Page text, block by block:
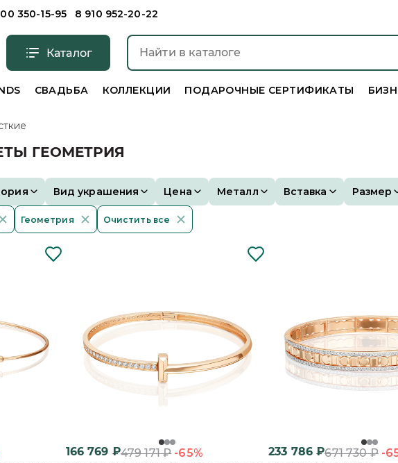
350-15-95 8 910 952-20-22
Каталог
СВАДЬБА КОЛЛЕКЦИИ ПОДАРОЧНЫЕ СЕРТИФИКАТЫ
ГЕОМЕТРИЯ
Вид украшения Цена Металл Вставка Размер
Геометрия Очистить все
166 769 ₽479 171₽ -65% 233 786 ₽671 730₽ -